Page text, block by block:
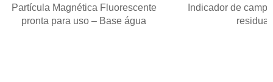
Partícula Magnética Fluorescente
pronta para uso – Base água
Indicador de
residual
u
s